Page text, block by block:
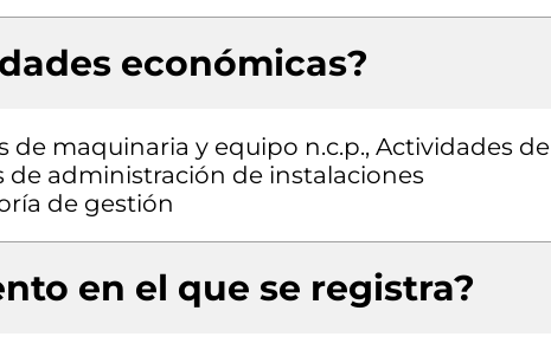
económicas?
maquinaria y equipo n.c.p., Actividades de
administración de instalaciones
de gestión
en el que se registra?